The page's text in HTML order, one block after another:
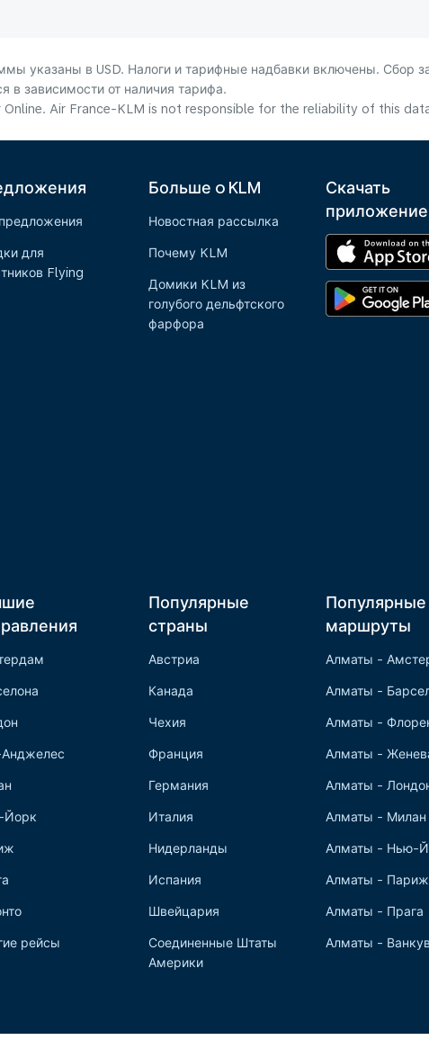
указаны в USD. Налоги и тарифные надбавки включены. Сбор
в зависимости от наличия тарифа.
Air France-KLM is not responsible for the reliability of this
для
Flying
Больше o KLM
Новостная рассылка
Почему KLM
Домики KLM из
голубого дельфтского
фарфора
Скачать
приложение
Йорк
рейсы
Популярные
страны
Австриа
Канада
Чехия
Франция
Германия
Италия
Нидерланды
Испания
Швейцария
Соединенные Штаты
Америки
Популярные
маршруты
Алматы -
Алматы -
Алматы -
Алматы -
Алматы -
Алматы - Милан
Алматы - Нью-
Алматы - Париж
Алматы - Прага
Алматы -